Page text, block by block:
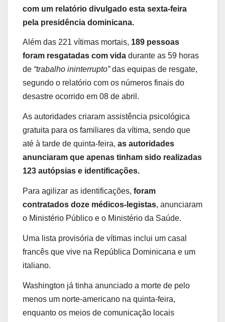
com um relatório divulgado esta sexta-feira
pela presidência dominicana.
Além das 221 vítimas mortais, 189 pessoas
foram resgatadas com vida durante as 59 horas
de “trabalho ininterrupto”das equipas de resgate,
segundo o relatório com os números finais do
desastre ocorrido em 08 de abril.
As autoridades criaram assistência psicológica
gratuita para os familiares da vítima, sendo que
até à tarde de quinta-feira, as autoridades
anunciaram que apenas tinham sido realizadas
123 autópsias e identificações.
Para agilizar as identificações, foram
contratados doze médicos-legistas, anunciaram
o Ministério Público e o Ministério da Saúde.
Uma lista provisória de vítimas inclui um casal
francês que vive na República Dominicana e um
italiano.
Washington já tinha anunciado a morte de pelo
menos um norte-americano na quinta-feira,
enquanto os meios de comunicação locais